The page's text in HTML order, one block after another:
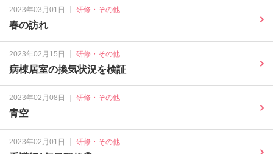
2023年03月01日 研修・その他
春の訪れ
2023年02月15日 ｜ 研修・その他
病棟居室の換気状況を検証
2023年02月08日 ｜ 研修・その他
青空
2023年02月01日 研修・その他